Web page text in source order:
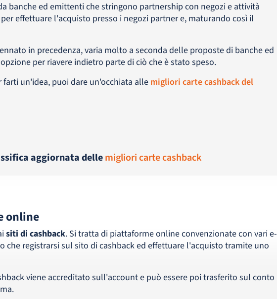
banche ed emittenti che stringono partnership con negozi e attività
effettuare l'acquisto presso i negozi partner e, maturando così il
in precedenza, varia molto a seconda delle proposte di banche ed
per riavere indietro parte di ciò che è stato speso.
farti un'idea, puoi dare un'occhiata allemigliori carte cashback del
aggiornata dellemigliori carte cashback
online
siti di cashback. Si tratta di piattaforme online convenzionate con vari e-
che registrarsi sul sito di cashback ed effettuare l'acquisto tramite uno
viene accreditato sull'account e può essere poi trasferito sul conto